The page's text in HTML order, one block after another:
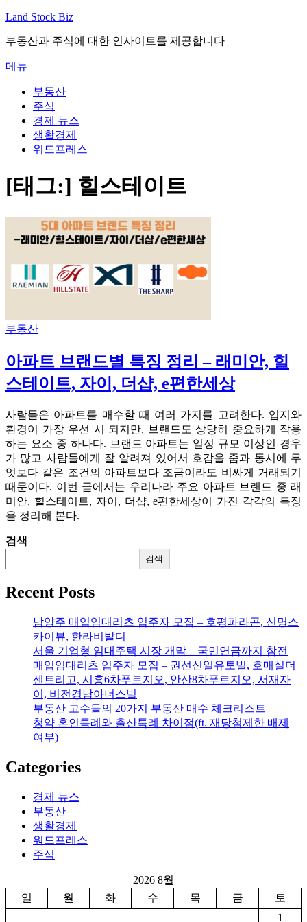
내
으
로
바
Land Stock Biz
부동산과 주식에 대한 인사이트를 제공합니다
메뉴
부동산
주식
경제 뉴스
생활경제
워드프레스
[태그:] 힐스테이트
부동산
아파트 브랜드별 특징 정리 – 래미안, 힐
스테이트, 자이, 더샵, e편한세상
사람들은 아파트를 매수할 때 여러 가지를 고려한다. 입지와
환경이 가장 우선 시 되지만, 브랜드도 상당히 중요하게 작용
하는 요소 중 하나다. 브랜드 아파트는 일정 규모 이상인 경우
가 많고 사람들에게 잘 알려져 있어서 호감을 줌과 동시에 무
엇보다 같은 조건의 아파트보다 조금이라도 비싸게 거래되기
때문이다. 이번 글에서는 우리나라 주요 아파트 브랜드 중 래
미안, 힐스테이트, 자이, 더샵, e편한세상이 가진 각각의 특징
을 정리해 본다.
검색
검색
Recent Posts
남양주 매입임대리츠 입주자 모집 – 호평파라곤, 신명스
카이뷰, 한라비발디
서울 기업형 임대주택 시장 개막 – 국민연금까지 참전
매입임대리츠 입주자 모집 – 권선신일유토빌, 호매실더
센트리고, 시흥6차푸르지오, 안산8차푸르지오, 서재자
이, 비전경남아너스빌
부동산 고수들의 20가지 부동산 매수 체크리스트
청약 혼인특례와 출산특례 차이점(ft. 재당첨제한 배제
여부)
Categories
경제 뉴스
부동산
생활경제
워드프레스
주식
2026 8월
일
월 화 수 목 금
토
1